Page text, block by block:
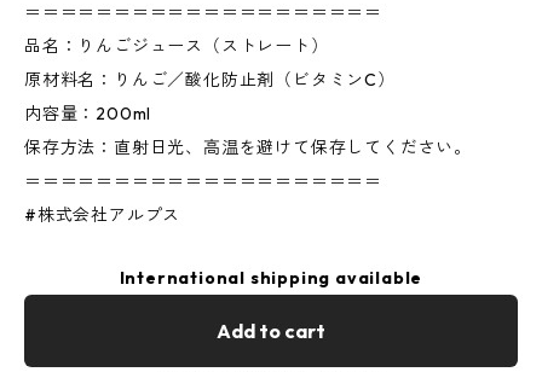
＝＝＝＝＝＝＝＝＝＝＝＝＝＝＝＝＝＝＝＝
品名：りんごジュース（ストレート）
原材料名：りんご／酸化防止剤（ビタミンC）
内容量：200ml
保存方法：直射日光、高温を避けて保存してください。
＝＝＝＝＝＝＝＝＝＝＝＝＝＝＝＝＝＝＝＝
#株式会社アルプス
International shipping available
Add to cart